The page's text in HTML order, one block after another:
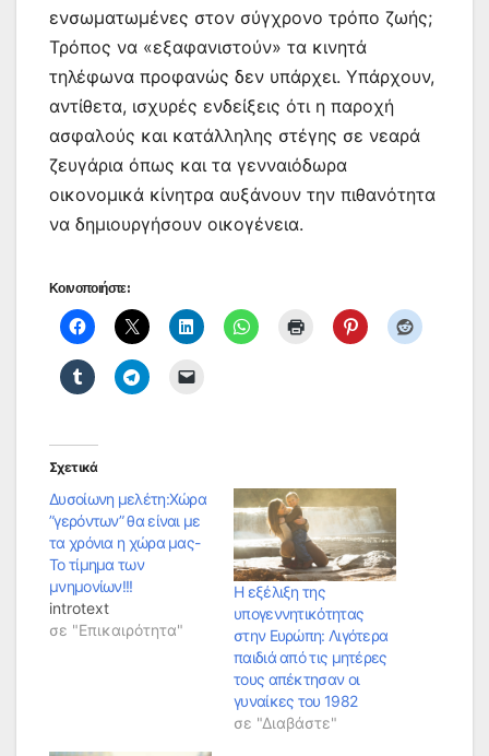
ενσωματωμένες στον σύγχρονο τρόπο ζωής;
Τρόπος να «εξαφανιστούν» τα κινητά
τηλέφωνα προφανώς δεν υπάρχει. Υπάρχουν,
αντίθετα, ισχυρές ενδείξεις ότι η παροχή
ασφαλούς και κατάλληλης στέγης σε νεαρά
ζευγάρια όπως και τα γενναιόδωρα
οικονομικά κίνητρα αυξάνουν την πιθανότητα
να δημιουργήσουν οικογένεια.
Κοινοποιήστε:
Σχετικά
Δυσοίωνη μελέτη:Χώρα
”γερόντων” θα είναι με
τα χρόνια η χώρα μας-
Το τίμημα των
μνημονίων!!!
introtext
σε "Επικαιρότητα"
Η εξέλιξη της
υπογεννητικότητας
στην Ευρώπη: Λιγότερα
παιδιά από τις μητέρες
τους απέκτησαν οι
γυναίκες του 1982
σε "Διαβάστε"